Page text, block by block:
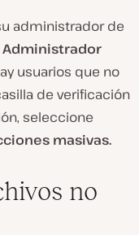
administrador de
Administrador
usuarios que no
de verificación
seleccione
masivas.
no